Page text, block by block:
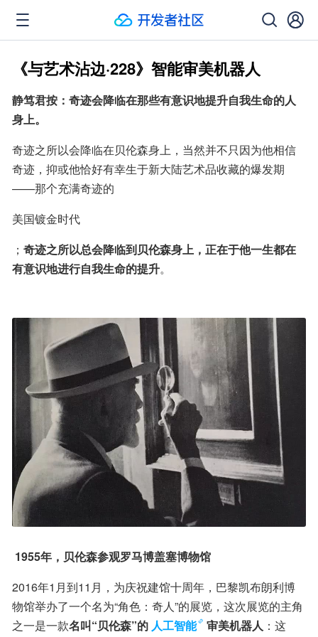
《与艺术沾边·228》智能审美机器人
静笃君按：奇迹会降临在那些有意识地提升自我生命的人
身上。
奇迹之所以会降临在贝伦森身上，当然并不只因为他相信
奇迹，抑或他恰好有幸生于新大陆艺术品收藏的爆发期
——那个充满奇迹的
美国镀金时代
； 奇迹之所以总会降临到贝伦森身上，正在于他一生都在
有意识地进行自我生命的提升。
1955年，贝伦森参观罗马博盖塞博物馆
2016年1月到11月，为庆祝建馆十周年，巴黎凯布朗利博
物馆举办了一个名为“角色：奇人”的展览，这次展览的主角
之一是一款名叫“贝伦森”的 人工智能 审美机器人 ：这